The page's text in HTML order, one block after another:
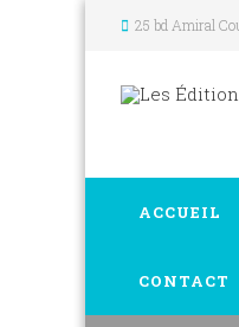
25 bd Amiral
ACCUEIL
CONTACT